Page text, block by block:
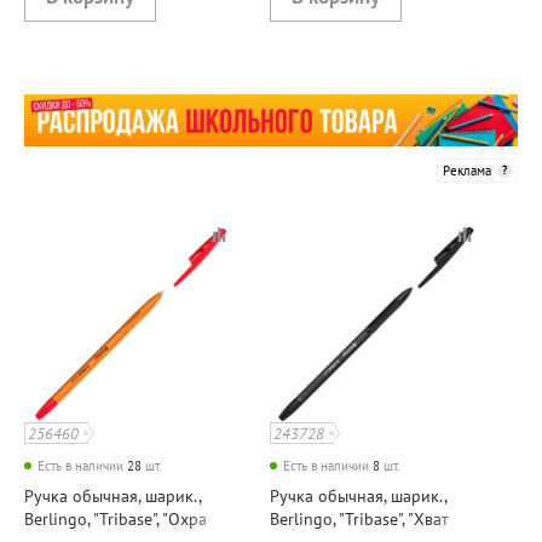
Реклама
256460
Есть в наличии 28 шт.
Ручка обычная, шарик.,
Berlingo, "Tribase", "Охра
243728
Есть в наличии 8 шт.
Ручка обычная, шарик.,
Berlingo, "Tribase", "Хват